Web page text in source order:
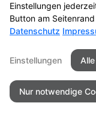
©
Einstellungen
Button am
Datenschutz
Einstellungen
Nur notwendige